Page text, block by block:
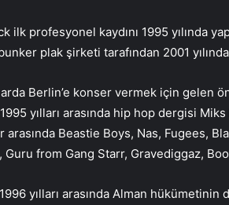
ilk profesyonel kaydını 1995 yılında
plak şirketi tarafından 2001
Berlin’e konser vermek için gelen
yılları arasında hip hop dergisi
arasında Beastie Boys, Nas, Fugees,
Guru from Gang Starr, Gravediggaz,
yılları arasında Alman